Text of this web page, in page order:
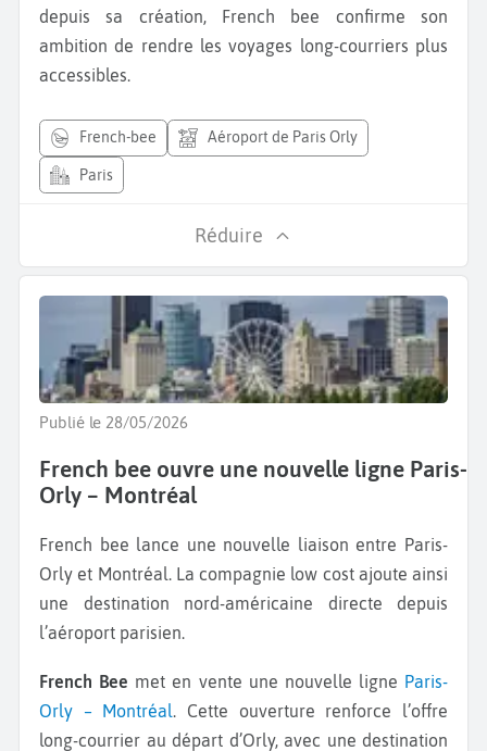
depuis sa création, French bee confirme son
ambition de rendre les voyages long-courriers plus
accessibles.
french-bee Aéroport de Paris Orly
Paris
Réduire
Publié le 28/05/2026
French bee ouvre une nouvelle ligne Paris-
Orly – Montréal
French bee lance une nouvelle liaison entre Paris-
Orly et Montréal. La compagnie low cost ajoute ainsi
une destination nord-américaine directe depuis
l’aéroport parisien.
French Bee met en vente une nouvelle ligne Paris-
Orly – Montréal
. Cette ouverture renforce l’offre
long-courrier au départ d’Orly, avec une destination